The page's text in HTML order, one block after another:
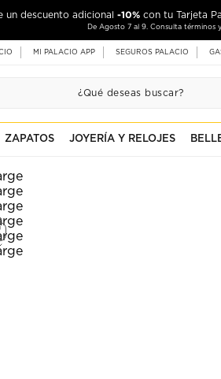
un descuento adicional -10% con tu Tarjeta
De Agosto 7 al 9. Consulta términos
MI PALACIO APP SEGUROS PALACIO
ZAPATOS JOYERÍA Y RELOJES